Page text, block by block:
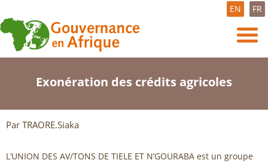
EN FR
Exonération des crédits agricoles
Par TRAORE.Siaka
L’UNION DES AV/TONS DE TIELE ET N’GOURABA est un groupe